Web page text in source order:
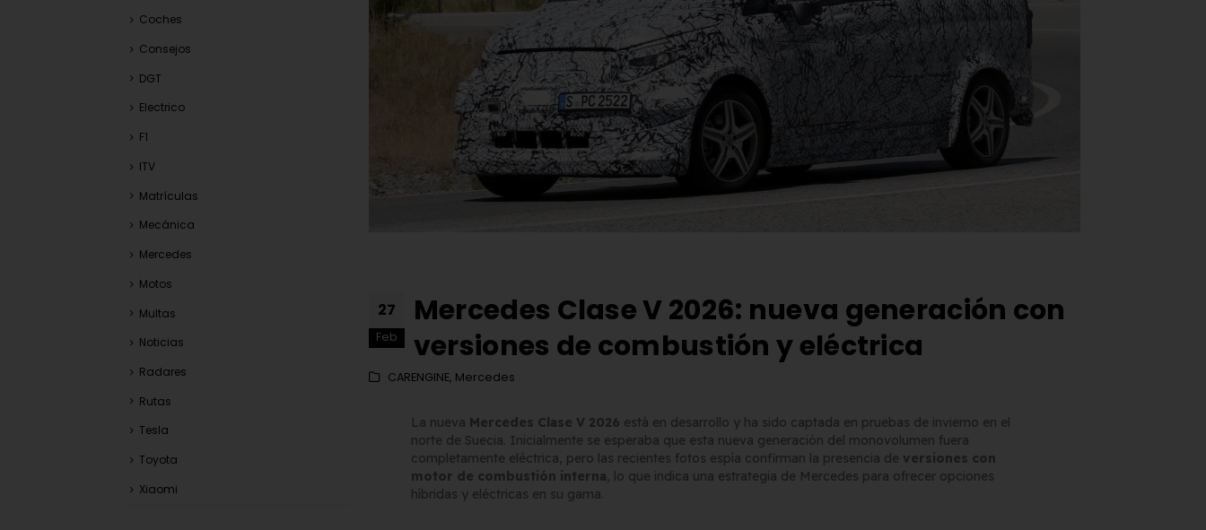
27
Feb
Mercedes Clase V 2026: nueva generación con
versiones de combustión y eléctrica
CARENGINE, Mercedes
La nueva Mercedes Clase V 2026 está en desarrollo y ha sido captada en pruebas de invierno en el
norte de Suecia. Inicialmente se esperaba que esta nueva generación del monovolumen fuera
completamente eléctrica, pero las recientes fotos espía confirman la presencia de versiones con
motor de combustión interna, lo que indica una estrategia de Mercedes para ofrecer opciones
híbridas y eléctricas en su gama.
Coches
Consejos
DGT
Electrico
F1
ITV
Matrículas
Mecánica
Mercedes
Motos
Multas
Noticias
Radares
Rutas
Tesla
Toyota
Xiaomi